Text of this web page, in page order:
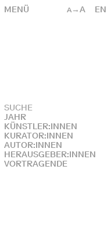
A →A EN
MENÜ
JAHR
KÜNSTLER:INNEN
KURATOR:INNEN
AUTOR:INNEN
HERAUSGEBER:INNEN
VORTRAGENDE